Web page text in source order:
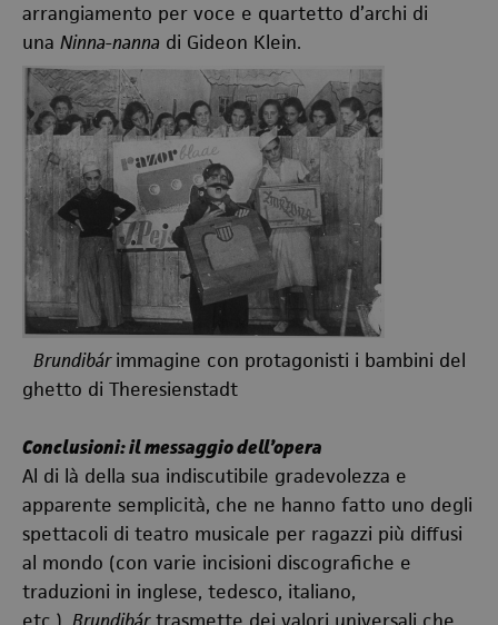
arrangiamento per voce e quartetto d’archi di
una Ninna-nanna di Gideon Klein.
Brundibárimmagine con protagonisti i bambini del
ghetto di Theresienstadt
Conclusioni: il messaggio dell’opera
Al di là della sua indiscutibile gradevolezza e
apparente semplicità, che ne hanno fatto uno degli
spettacoli di teatro musicale per ragazzi più diffusi
al mondo (con varie incisioni discografiche e
traduzioni in inglese, tedesco, italiano,